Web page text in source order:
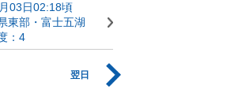
03日02:18頃
東部・富士五湖
：4
翌日